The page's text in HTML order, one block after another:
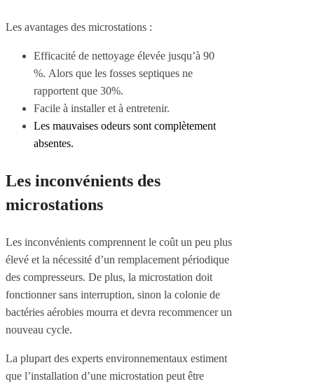
Les avantages des microstations :
Efficacité de nettoyage élevée jusqu’à 90
%. Alors que les fosses septiques ne
rapportent que 30%.
Facile à installer et à entretenir.
Les mauvaises odeurs sont complètement
absentes.
Les inconvénients des
microstations
Les inconvénients comprennent le coût un peu plus
élevé et la nécessité d’un remplacement périodique
des compresseurs. De plus, la microstation doit
fonctionner sans interruption, sinon la colonie de
bactéries aérobies mourra et devra recommencer un
nouveau cycle.
La plupart des experts environnementaux estiment
que l’installation d’une microstation peut être